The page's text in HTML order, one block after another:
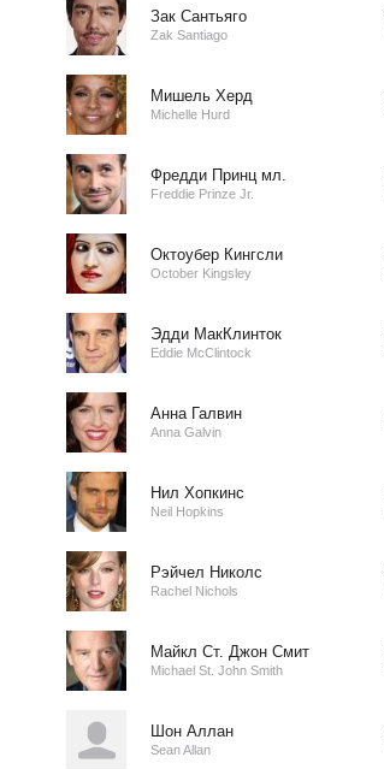
Зак Сантьяго
Zak Santiago
Мишель Херд
Michelle Hurd
Фредди Принц мл.
Freddie Prinze Jr.
Октоубер Кингсли
October Kingsley
Эдди МакКлинток
Eddie McClintock
Анна Галвин
Anna Galvin
Нил Хопкинс
Neil Hopkins
Рэйчел Николс
Rachel Nichols
Майкл Ст. Джон Смит
Michael St. John Smith
Шон Аллан
Sean Allan